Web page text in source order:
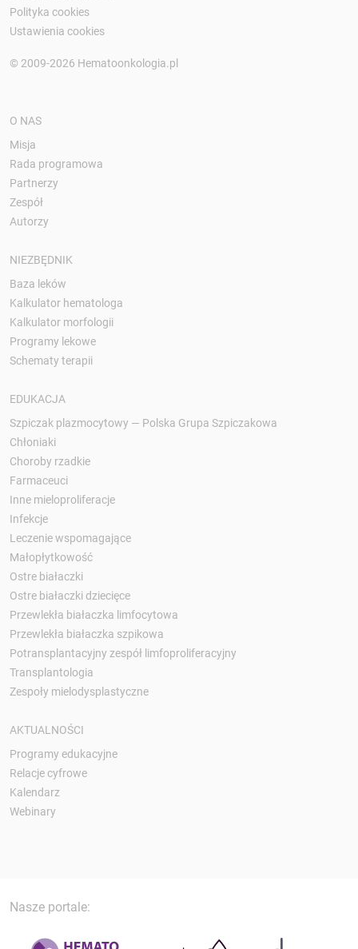
Polityka cookies
Ustawienia cookies
© 2009-2026 Hematoonkologia.pl
O NAS
Misja
Rada programowa
Partnerzy
Zespół
Autorzy
NIEZBĘDNIK
Baza leków
Kalkulator hematologa
Kalkulator morfologii
Programy lekowe
Schematy terapii
EDUKACJA
Szpiczak plazmocytowy — Polska Grupa Szpiczakowa
Chłoniaki
Choroby rzadkie
Farmaceuci
Inne mieloproliferacje
Infekcje
Leczenie wspomagające
Małopłytkowość
Ostre białaczki
Ostre białaczki dziecięce
Przewlekła białaczka limfocytowa
Przewlekła białaczka szpikowa
Potransplantacyjny zespół limfoproliferacyjny
Transplantologia
Zespoły mielodysplastyczne
AKTUALNOŚCI
Programy edukacyjne
Relacje cyfrowe
Kalendarz
Webinary
Nasze portale: